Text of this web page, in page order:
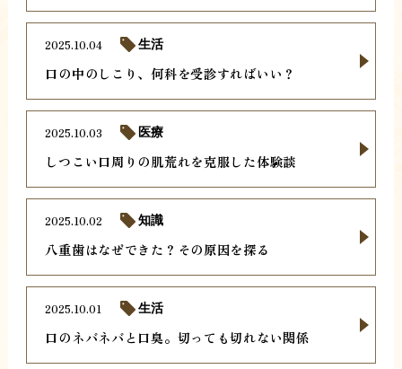
口の中のしこり、何科を受診すればいい？
2025.10.04 生活
しつこい口周りの肌荒れを克服した体験談
2025.10.03 医療
八重歯はなぜできた？その原因を探る
2025.10.02 知識
口のネバネバと口臭。切っても切れない関係
2025.10.01 生活